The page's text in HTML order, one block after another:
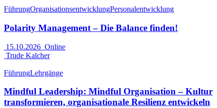
FührungOrganisationsentwicklungPersonalentwicklung
Polarity Management – Die Balance finden!
15.10.2026 Online
Trude Kalcher
FührungLehrgänge
Mindful Leadership: Mindful Organisation – Kultur
transformieren, organisationale Resilienz entwickeln